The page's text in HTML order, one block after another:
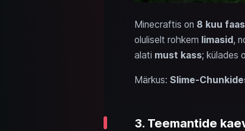
Minecraftis on 8 kuu
oluliselt rohkem limasid,
alati must kass; külades
Märkus: Slime-
3. Teemantide